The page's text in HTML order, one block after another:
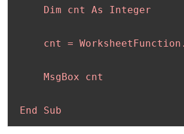
    Dim cnt As Integer
cnt =
    MsgBox cnt
End Sub